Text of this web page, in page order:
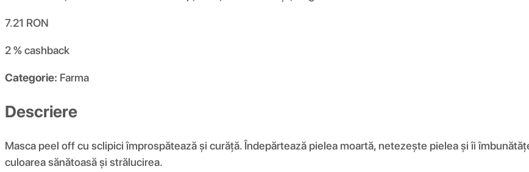
7.21 RON
2 %cashback
Categorie: Farma
Descriere
Masca peel off cu sclipici împrospătează și curăță. Îndepărtează pielea moartă, netezește pielea și îi
culoarea sănătoasă și strălucirea.